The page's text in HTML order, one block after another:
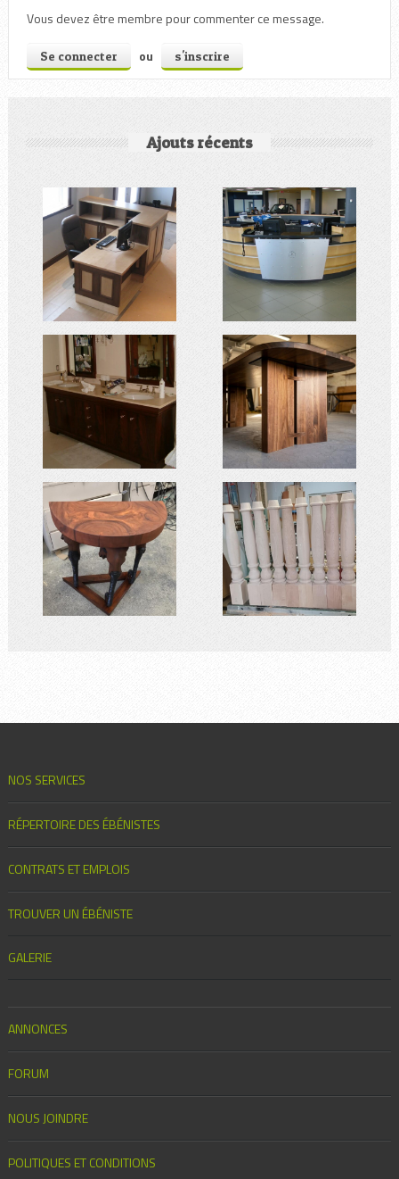
Vous devez être membre pour commenter ce message.
Se connecter ou s'inscrire
Ajouts récents
NOS SERVICES
RÉPERTOIRE DES ÉBÉNISTES
CONTRATS ET EMPLOIS
TROUVER UN ÉBÉNISTE
GALERIE
ANNONCES
FORUM
NOUS JOINDRE
POLITIQUES ET CONDITIONS